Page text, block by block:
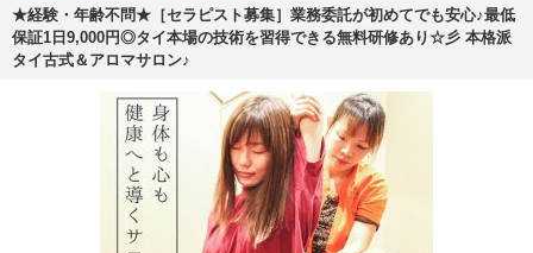
★経験・年齢不問★［セラピスト募集］業務委託が初めてでも安心♪最低
保証1日9,000円◎タイ本場の技術を習得できる無料研修あり☆彡 本格派
タイ古式＆アロマサロン♪